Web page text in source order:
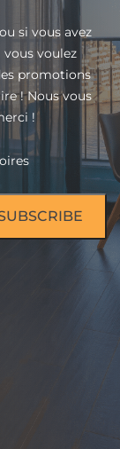
si vous avez
vous voulez
promotions
! Nous vous
!